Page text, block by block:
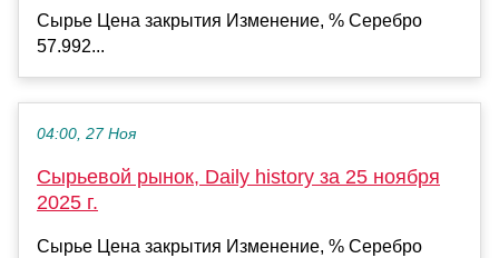
Сырье Цена закрытия Изменение, % Серебро
57.992...
04:00, 27 Ноя
Сырьевой рынок, Daily history за 25 ноября
2025 г.
Сырье Цена закрытия Изменение, % Серебро